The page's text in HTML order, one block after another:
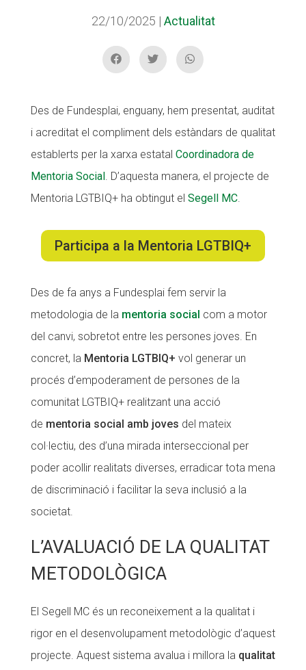
22/10/2025 | Actualitat
Des de Fundesplai, enguany, hem presentat, auditat
i acreditat el compliment dels estàndars de qualitat
establerts per la xarxa estatal Coordinadora de
Mentoria Social. D’aquesta manera, el projecte de
Mentoria LGTBIQ+ ha obtingut el Segell MC.
Participa a la Mentoria LGTBIQ+
Des de fa anys a Fundesplai fem servir la
metodologia de la mentoria social com a motor
del canvi, sobretot entre les persones joves. En
concret, la Mentoria LGTBIQ+ vol generar un
procés d’empoderament de persones de la
comunitat LGTBIQ+ realitzant una acció
de mentoria social amb joves del mateix
col·lectiu, des d’una mirada interseccional per
poder acollir realitats diverses, erradicar tota mena
de discriminació i facilitar la seva inclusió a la
societat.
L’AVALUACIÓ DE LA QUALITAT
METODOLÒGICA
El Segell MC és un reconeixement a la qualitat i
rigor en el desenvolupament metodològic d’aquest
projecte. Aquest sistema avalua i millora la qualitat
CONEIX FUNDESPLAI
La Fundació
L'equip
Missió i valors
Els comptes clars
Memòria d'activitats
ACTUALITAT
Diari de la Fundació
Fundesplai als mitjans
Xarxes socials
COL·LABORA
Fes voluntariat
Fes un donatiu
Treballa amb nosaltres